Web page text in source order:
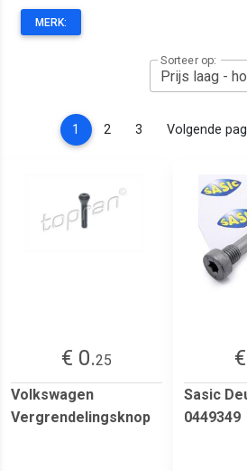
MERK:
Sorteer op:
1 (current)
2 3 Volgende
€ 0.25
Volkswagen
Vergrendelingsknop
Sasic
0449349